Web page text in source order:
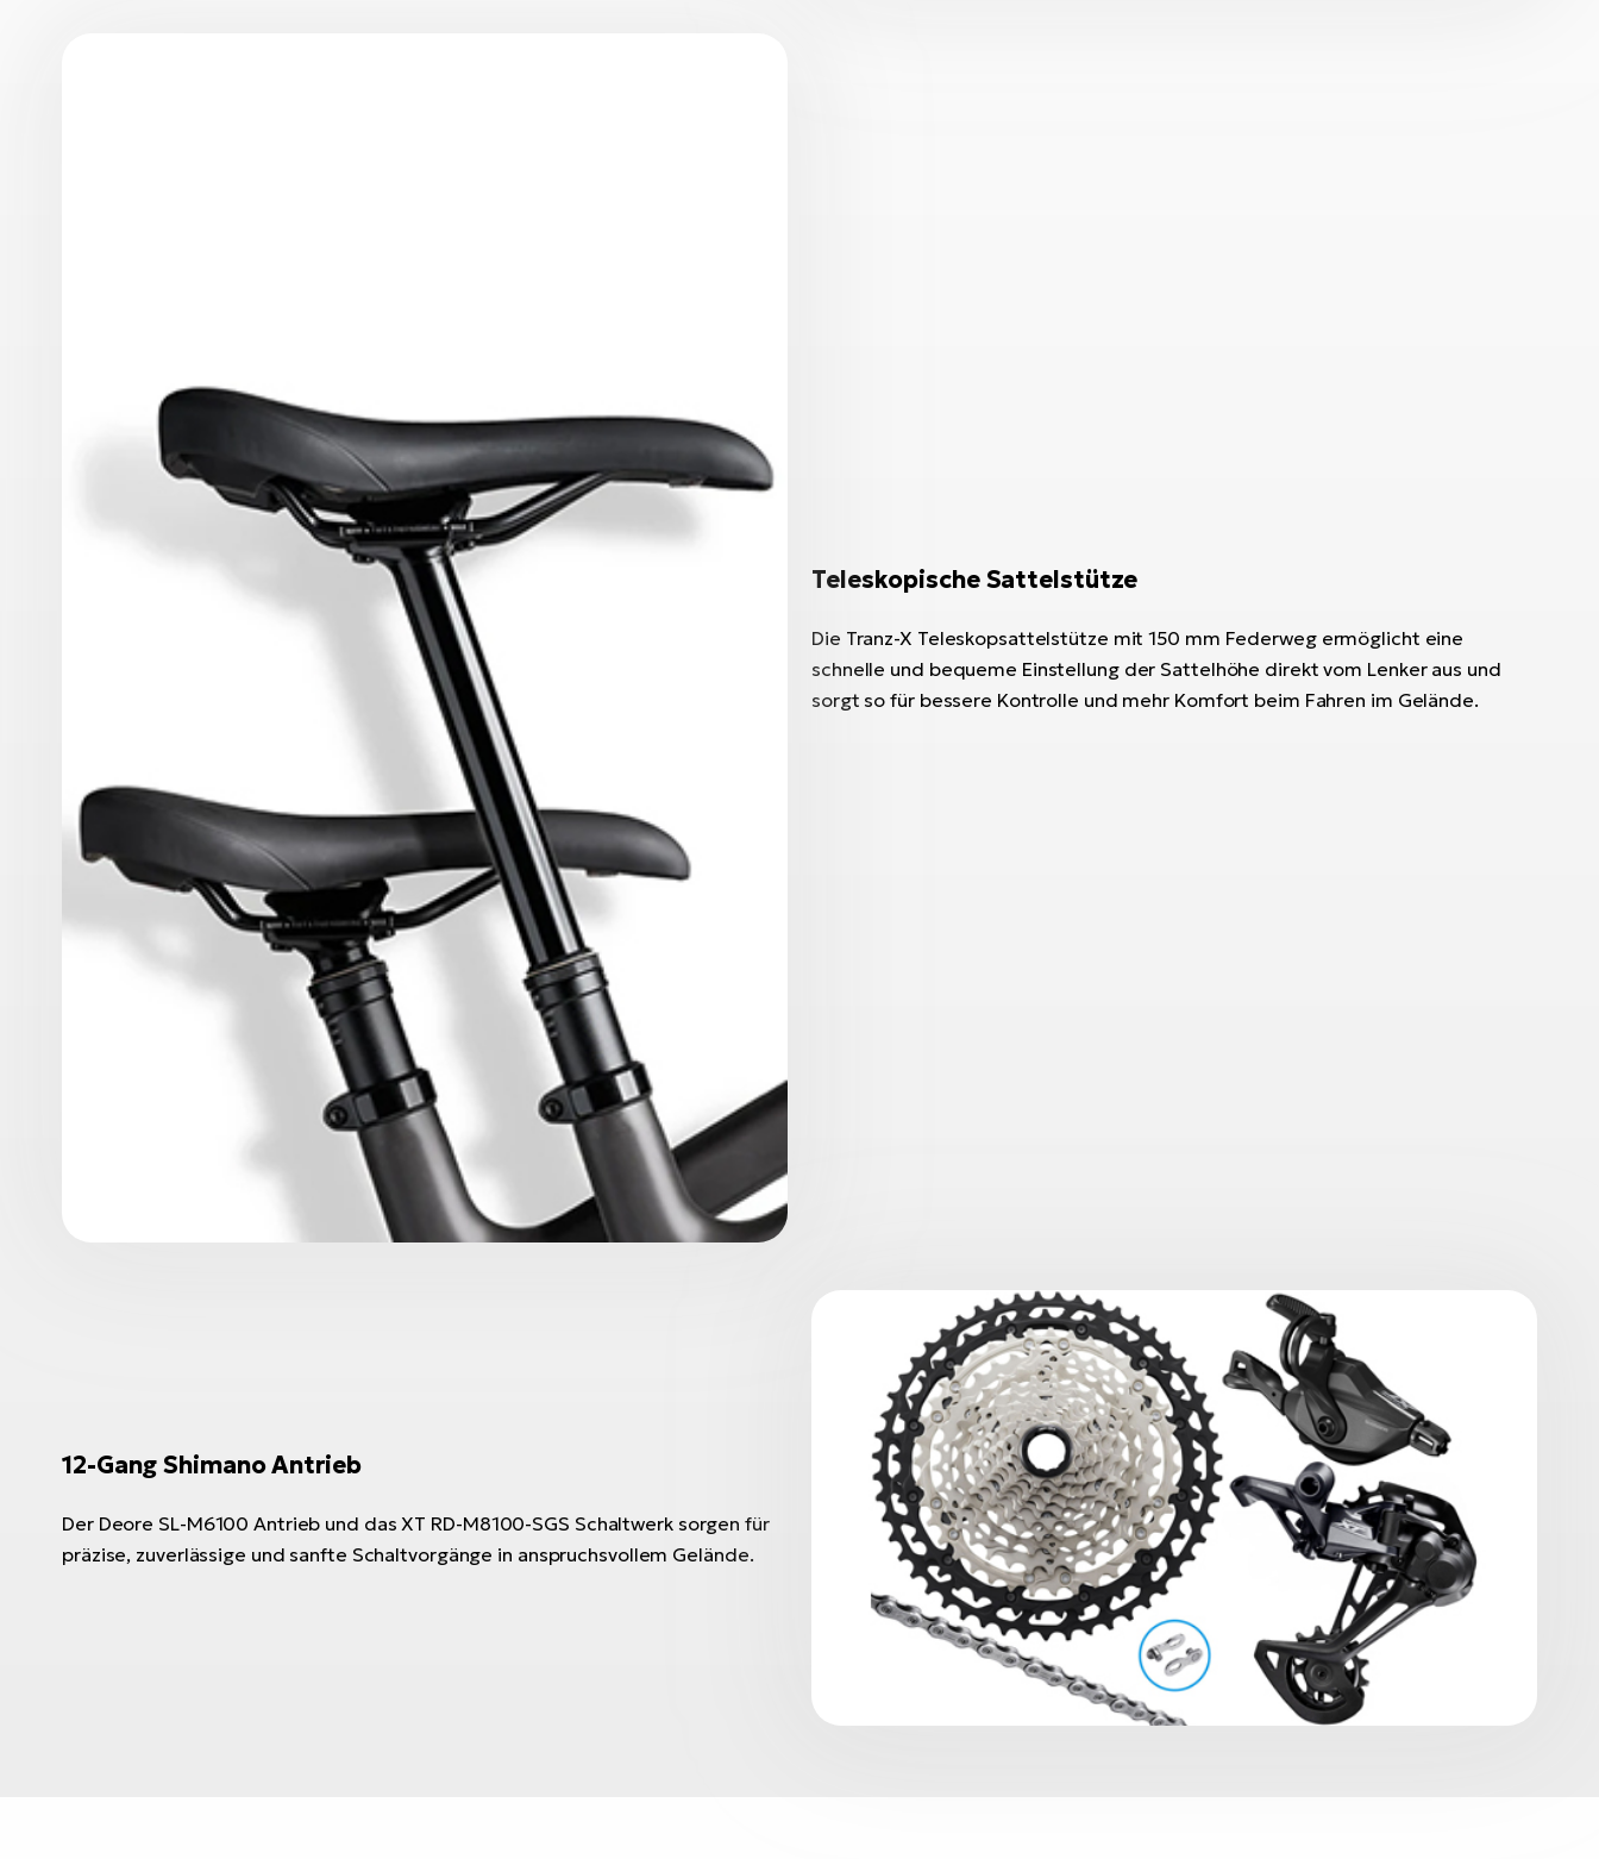
Teleskopische Sattelstütze
Die Tranz-X Teleskopsattelstütze mit 150 mm Federweg ermöglicht eine
schnelle und bequeme Einstellung der Sattelhöhe direkt vom Lenker aus und
sorgt so für bessere Kontrolle und mehr Komfort beim Fahren im Gelände.
12-Gang Shimano Antrieb
Der Deore SL-M6100 Antrieb und das XT RD-M8100-SGS Schaltwerk sorgen für
präzise, zuverlässige und sanfte Schaltvorgänge in anspruchsvollem Gelände.